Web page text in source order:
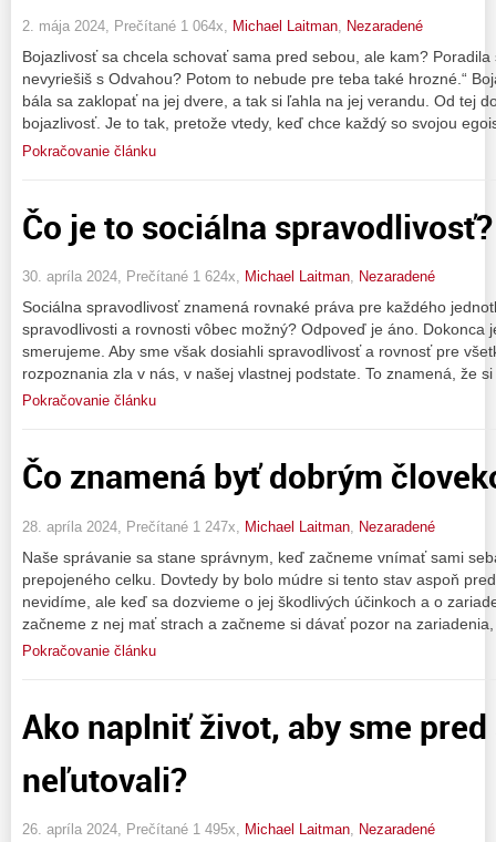
2. mája 2024, Prečítané 1 064x, Michael Laitman, Nezaradené
Bojazlivosť sa chcela schovať sama pred sebou, ale kam?
nevyriešiš s Odvahou? Potom to nebude pre teba také hrozné.“
bála sa zaklopať na jej dvere, a tak si ľahla na jej verandu. Od tej
bojazlivosť. Je to tak, pretože vtedy, keď chce každý so svojou
Pokračovanie článku
Čo je to sociálna spravodlivosť?
30. apríla 2024, Prečítané 1 624x, Michael Laitman, Nezaradené
Sociálna spravodlivosť znamená rovnaké práva pre každého
spravodlivosti a rovnosti vôbec možný? Odpoveď je áno. Dokonca
smerujeme. Aby sme však dosiahli spravodlivosť a rovnosť pre
rozpoznania zla v nás, v našej vlastnej podstate. To znamená, že
Pokračovanie článku
Čo znamená byť dobrým
28. apríla 2024, Prečítané 1 247x, Michael Laitman Nezaradené
Naše správanie sa stane správnym, keď začneme vnímať sami
prepojeného celku. Dovtedy by bolo múdre si tento stav aspoň
nevidíme, ale keď sa dozvieme o jej škodlivých účinkoch a o
začneme z nej mať strach a začneme si dávať pozor na
Pokračovanie článku
Ako naplniť život, aby sme
neľutovali?
26. apríla 2024, Prečítané 1 495x, Michael Laitman, Nezaradené